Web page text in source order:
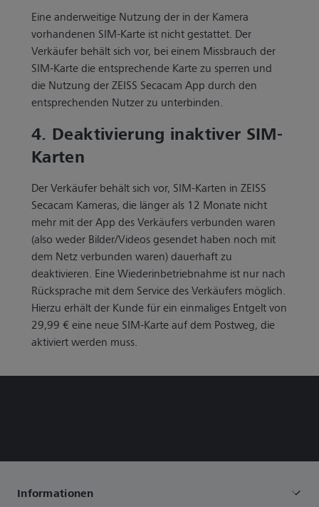
Eine anderweitige Nutzung der in der Kamera
vorhandenen SIM-Karte ist nicht gestattet. Der
Verkäufer behält sich vor, bei einem Missbrauch der
SIM-Karte die entsprechende Karte zu sperren und
die Nutzung der ZEISS Secacam App durch den
entsprechenden Nutzer zu unterbinden.
4. Deaktivierung inaktiver SIM-
Karten
Der Verkäufer behält sich vor, SIM-Karten in ZEISS
Secacam Kameras, die länger als 12 Monate nicht
mehr mit der App des Verkäufers verbunden waren
(also weder Bilder/Videos gesendet haben noch mit
dem Netz verbunden waren) dauerhaft zu
deaktivieren. Eine Wiederinbetriebnahme ist nur nach
Rücksprache mit dem Service des Verkäufers möglich.
Hierzu erhält der Kunde für ein einmaliges Entgelt von
29,99 € eine neue SIM-Karte auf dem Postweg, die
aktiviert werden muss.
Informationen